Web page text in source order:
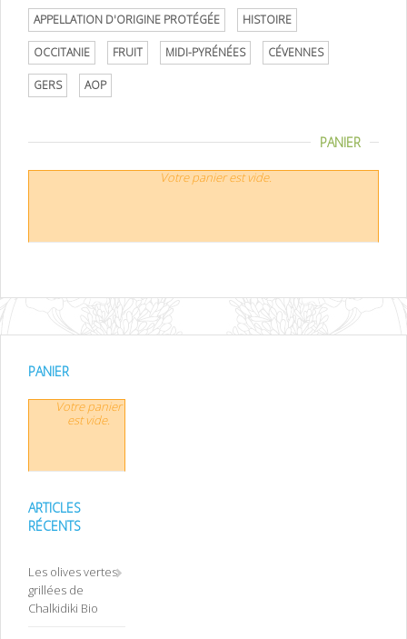
APPELLATION D'ORIGINE PROTÉGÉE HISTOIRE
OCCITANIE FRUIT MIDI-PYRÉNÉES CÉVENNES
GERS AOP
PANIER
Votre panier est vide.
PANIER
Votre panier
est vide.
ARTICLES
RÉCENTS
Les olives vertes
grillées de
Chalkidiki Bio